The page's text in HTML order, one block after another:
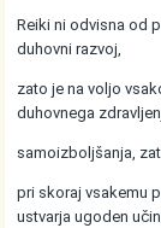
Reiki ni odvisna od
duhovni razvoj,
zato je na voljo
duhovnega
samoizboljšanja,
pri skoraj vsakemu
ustvarja ugoden